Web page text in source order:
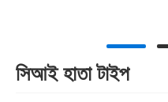
সিআই হাতা টাইপ